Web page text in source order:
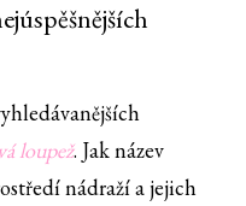
loupež. Jak název
nádraží a jejich